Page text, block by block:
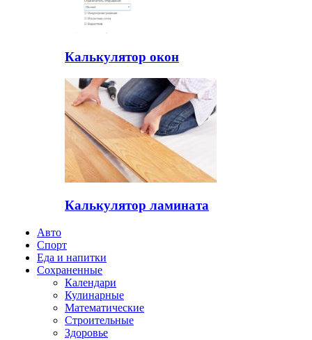
Калькулятор окон
Калькулятор ламината
Авто
Спорт
Еда и напитки
Сохраненные
Календари
Кулинарные
Математические
Строительные
Здоровье